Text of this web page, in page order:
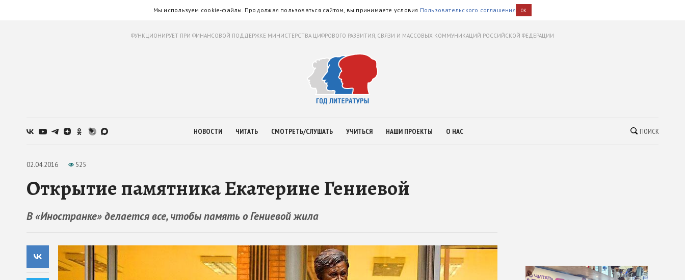
Мы используем cookie-файлы. Продолжая пользоваться сайтом, вы принимаете условия Пользовательского соглашения OK
ФУНКЦИОНИРУЕТ ПРИ ФИНАНСОВОЙ ПОДДЕРЖКЕ МИНИСТЕРСТВА ЦИФРОВОГО РАЗВИТИЯ, СВЯЗИ И МАССОВЫХ КОММУНИКАЦИЙ РОССИЙСКОЙ ФЕДЕРАЦИИ
НОВОСТИ ЧИТАТЬ СМОТРЕТЬ/СЛУШАТЬ УЧИТЬСЯ НАШИ ПРОЕКТЫ О НАС ПОИСК
02.04.2016 525
Открытие памятника Екатерине Гениевой
В «Иностранке» делается все, чтобы память о Гениевой жила